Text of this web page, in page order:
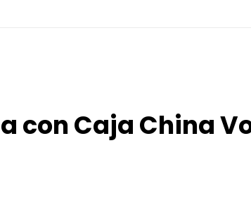
con Caja China